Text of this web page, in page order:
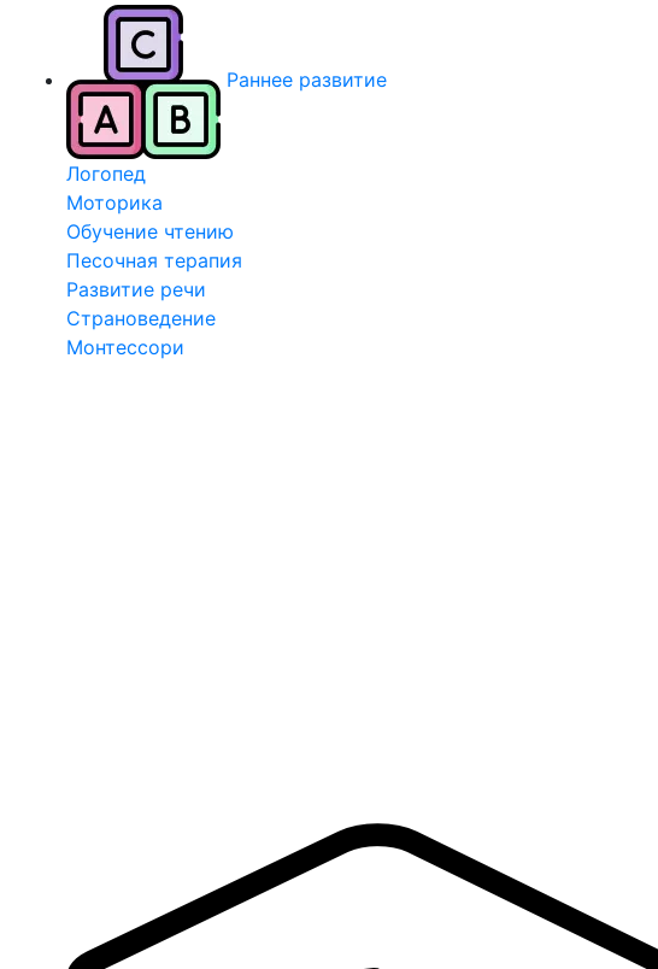
Раннее развитие
Логопед
Моторика
Обучение чтению
Песочная терапия
Развитие речи
Страноведение
Монтессори